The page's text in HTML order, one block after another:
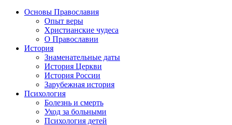
Основы Православия
Опыт веры
Христианские чудеса
О Православии
История
Знаменательные даты
История Церкви
История России
Зарубежная история
Психология
Болезнь и смерть
Уход за больными
Психология детей